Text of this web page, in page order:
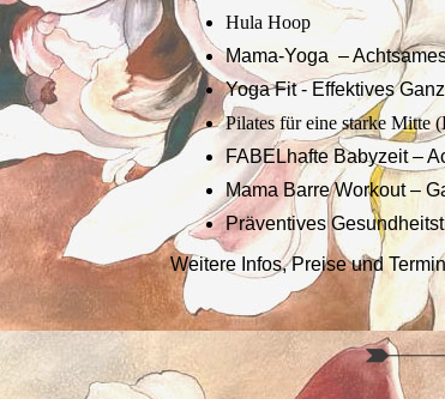
Hula Hoop
Mama-Yoga –
Yoga Fit - Effektives
Pilates für eine starke Mitte
FABELhafte Babyzeit –
Mama Barre Workout –
Präventives
Weitere Infos, Preise und